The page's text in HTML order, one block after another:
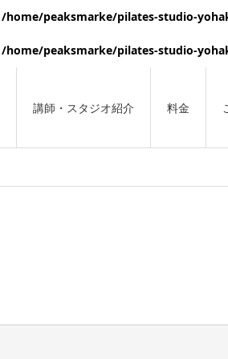
/home/peaksmarke/pilates-studio-
/home/peaksmarke/pilates-studio-
講師・スタジオ紹介 料金